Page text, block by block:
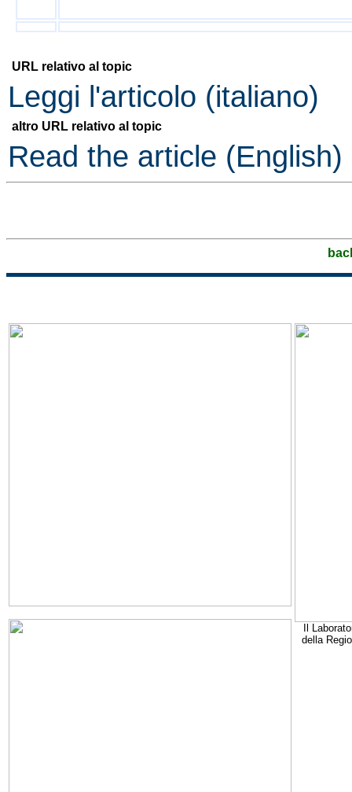
URL relativo al topic
Leggi l'articolo (italiano)
altro URL relativo al topic
Read the article (English)
Il
della